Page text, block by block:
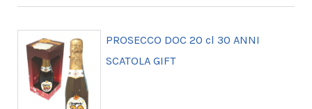
PROSECCO DOC 20 cl 30 ANNI
SCATOLA GIFT